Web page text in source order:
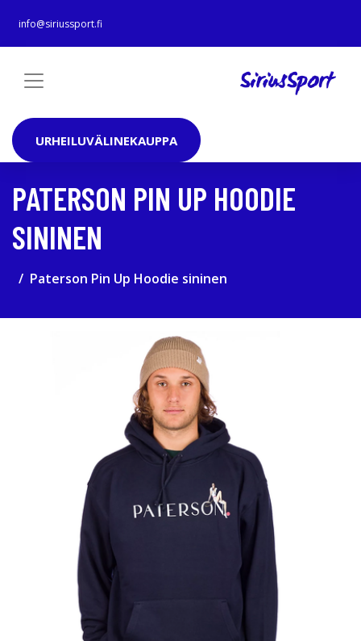
info@siriussport.fi
URHEILUVÄLINEKAUPPA
PATERSON PIN UP HOODIE
SININEN
Paterson Pin Up Hoodie sininen